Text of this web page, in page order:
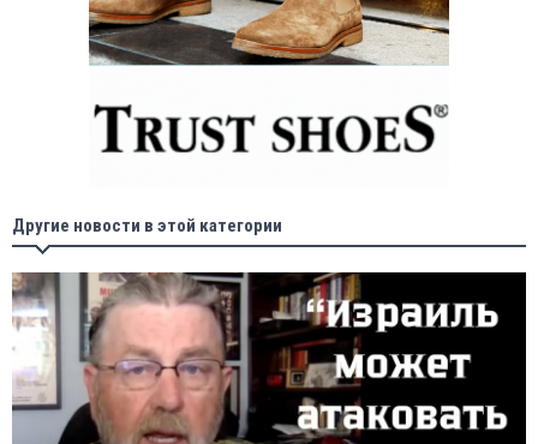
Другие новости в этой категории